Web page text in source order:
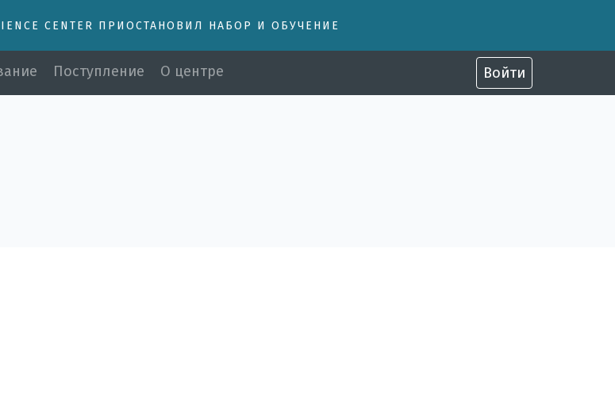
CENTER ПРИОСТАНОВИЛ НАБОР И ОБУЧЕНИЕ
Поступление О центре Войти